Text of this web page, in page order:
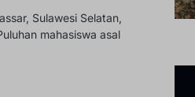
Sulawesi Selatan,
mahasiswa asal